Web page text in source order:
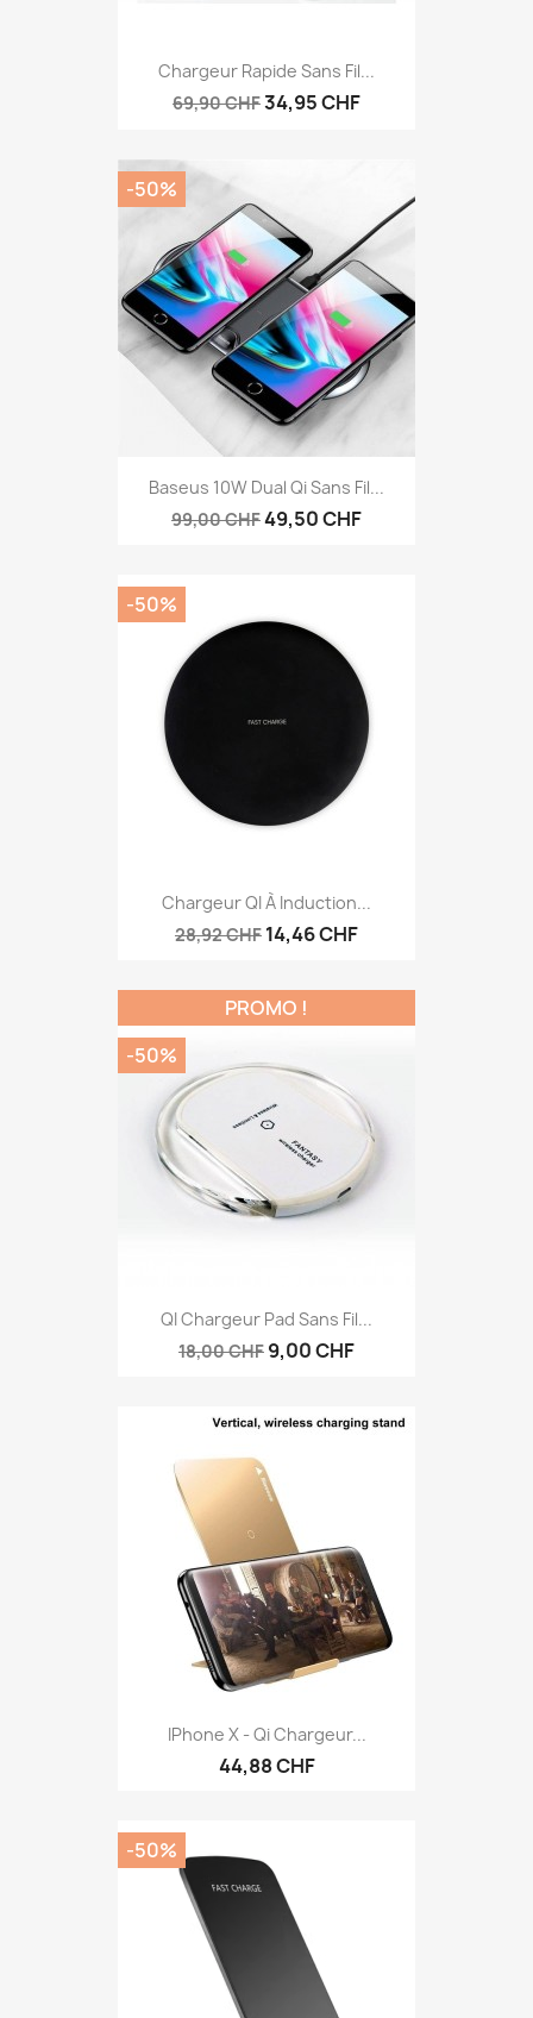
Chargeur Rapide Sans Fil...
69,90 CHF34,95 CHF
Baseus 10W Dual Qi Sans Fil...
99,00 CHF49,50 CHF
-50%
Chargeur QI À Induction...
28,92 CHF 14,46 CHF
-50%
QI Chargeur Pad Sans Fil...
18,00 CHF 9,00 CHF
PROMO !
-50%
IPhone X - Qi Chargeur...
44,88 CHF
-50%